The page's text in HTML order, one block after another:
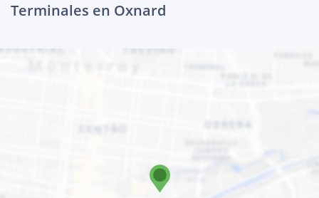
Terminales en Oxnard